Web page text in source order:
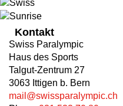
Kontakt
Swiss Paralympic
Haus des Sports
Talgut-Zentrum 27
3063 Ittigen b. Bern
mail@swissparalympic.ch